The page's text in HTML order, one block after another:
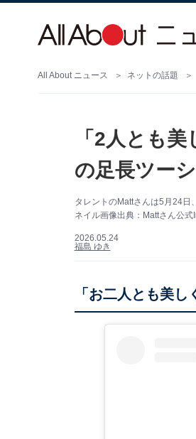
All About ニュース ネットの話題
「2人とも
の足長ツー
タレントのMattさんは5月24日
ネイル画像出典：Mattさん公式
2026.05.24
福島 ゆき
「お二人とも美し